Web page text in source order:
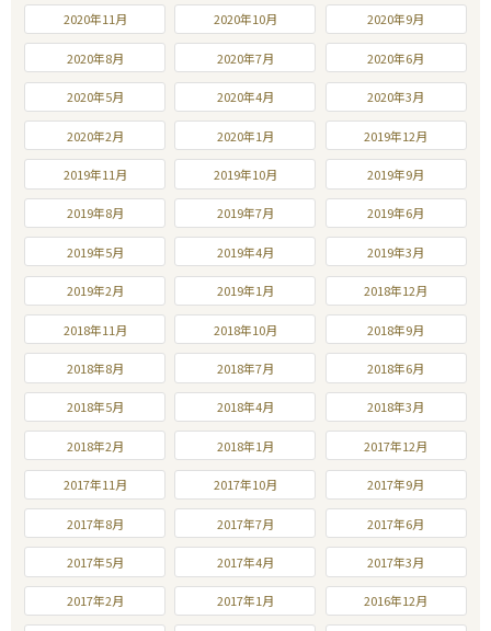
2020年11月 2020年10月 2020年9月
2020年8月 2020年7月 2020年6月
2020年5月 2020年4月 2020年3月
2020年2月 2020年1月 2019年12月
2019年11月 2019年10月 2019年9月
2019年8月 2019年7月 2019年6月
2019年5月 2019年4月 2019年3月
2019年2月 2019年1月 2018年12月
2018年11月 2018年10月 2018年9月
2018年8月 2018年7月 2018年6月
2018年5月 2018年4月 2018年3月
2018年2月 2018年1月 2017年12月
2017年11月 2017年10月 2017年9月
2017年8月 2017年7月 2017年6月
2017年5月 2017年4月 2017年3月
2017年2月 2017年1月 2016年12月